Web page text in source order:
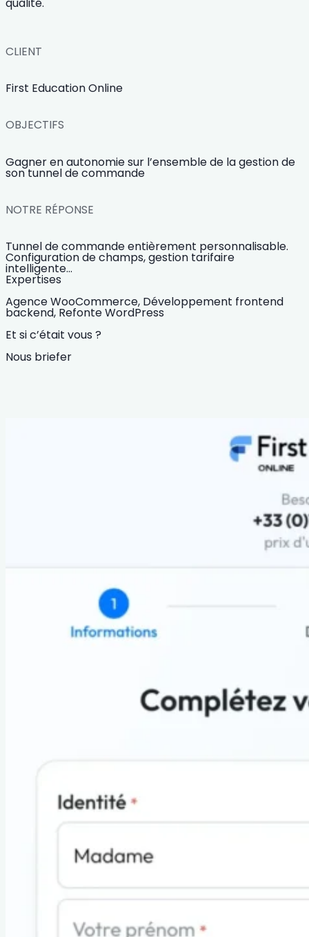
qualité.
CLIENT
First Education Online
OBJECTIFS
Gagner en autonomie sur l’ensemble de la gestion de
son tunnel de commande
NOTRE RÉPONSE
Tunnel de commande entièrement personnalisable.
Configuration de champs, gestion tarifaire
intelligente…
Expertises
Agence WooCommerce, Développement frontend
backend, Refonte WordPress
Et si c’était vous ?
Nous briefer